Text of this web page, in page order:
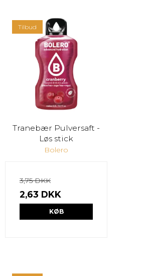
Tilbud
Tranebær Pulversaft -
Løs stick
Bolero
3,75 DKK
2,63 DKK
KØB